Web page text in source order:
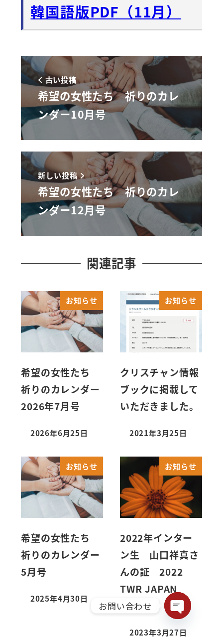
韓国語版PDF（11月）
古い投稿
希望の女性たち 祈りのカレ
ンダー10月号
新しい投稿
希望の女性たち 祈りのカレ
ンダー12月号
関連記事
お知らせ
希望の女性たち
祈りのカレンダー
2026年7月号
2026年6月25日
お知らせ
クリスチャン情報
ブックに掲載して
いただきました。
2021年3月25日
お知らせ
希望の女性たち
祈りのカレンダー
5月号
2025年4月30日
お知らせ
2022年インター
ン生 山口祥真さ
んの証 2022
TWR JAPAN
Inte…
2023年3月27日
お問い合わせ